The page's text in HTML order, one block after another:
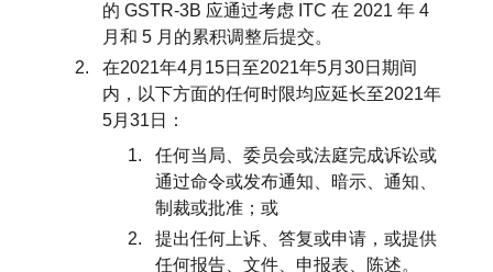
的 GSTR-3B 应通过考虑 ITC 在 2021 年 4
月和 5 月的累积调整后提交。
在2021年4月15日至2021年5月30日期间
内，以下方面的任何时限均应延长至2021年
5月31日：
任何当局、委员会或法庭完成诉讼或
通过命令或发布通知、暗示、通知、
制裁或批准；或
提出任何上诉、答复或申请，或提供
任何报告、文件、申报表、陈述。